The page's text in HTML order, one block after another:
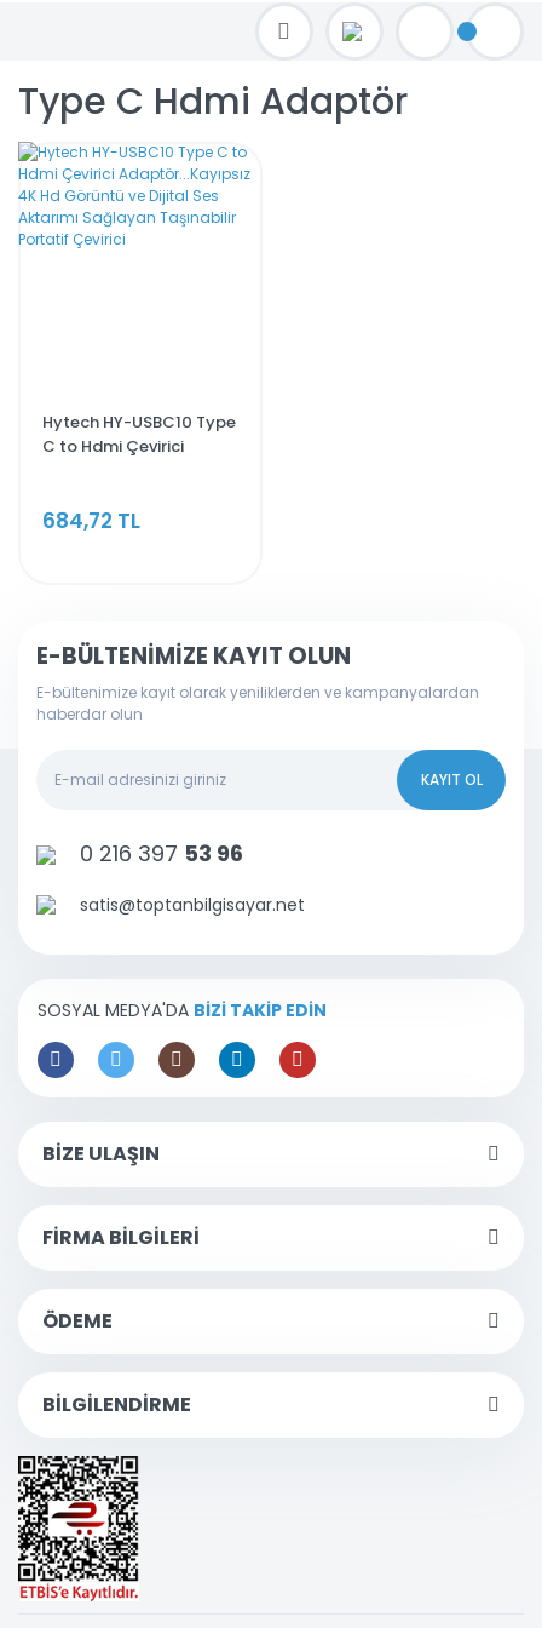
TOPTAN FİYAT ALMAK İÇİN satis@toptanbilgisayar.net MAİL ATINIZ.
SİPARİŞLERİNİZİ AYNI GÜN KARGO İLE GÖNDERİYORUZ!
Type C Hdmi Adaptör
Hytech HY-USBC10 Type
C to Hdmi Çevirici
Aktarımı Sağlayan
684,72 TL
E-BÜLTENİMİZE KAYIT OLUN
E-bültenimize kayıt olarak yeniliklerden ve kampanyalardan
haberdar olun
KAYIT OL
0 216 397 53 96
satis@toptanbilgisayar.net
SOSYAL MEDYA'DA BİZİ TAKİP EDİN
BİZE ULAŞIN
FİRMA BİLGİLERİ
ÖDEME
BİLGİLENDİRME